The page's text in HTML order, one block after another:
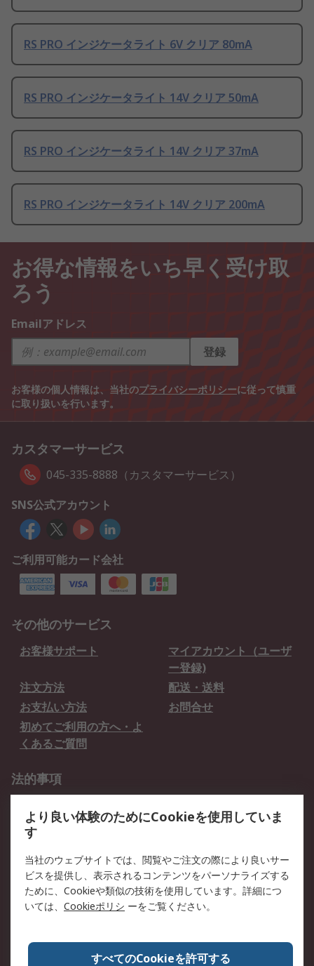
RS PRO インジケータライト 6V クリア 80mA
RS PRO インジケータライト 14V クリア 50mA
RS PRO インジケータライト 14V クリア 37mA
RS PRO インジケータライト 14V クリア 200mA
お得な情報をいち早く受け取
ろう
Emailアドレス
登録
お客様の個人情報は、当社のプライバシーポリシーに従って慎重
に取り扱いを行います。
カスタマーサービス
045-335-8888（カスタマーサービス）
SNS公式アカウント
ご利用可能カード会社
その他のサービス
お客様サポート
マイアカウント（ユーザ
ー登録)
注文方法
配送・送料
お支払い方法
お問合せ
初めてご利用の方へ・よ
くあるご質問
法的事項
クッキーポリシー
RSについて
会社概要
採用情報
プレスリリース＆お知ら
コーポレートサイト
全世界のRS
RSの歴史
ESGへの取り組み（英語）
認証について
より良い体験のためにCookieを使用していま
す
当社のウェブサイトでは、閲覧やご注文の際により良いサー
ビスを提供し、表示されるコンテンツをパーソナライズする
ために、Cookieや類似の技術を使用しています。詳細につ
いては、 Cookieポリシ ーをご覧ください。
すべてのCookieを許可する